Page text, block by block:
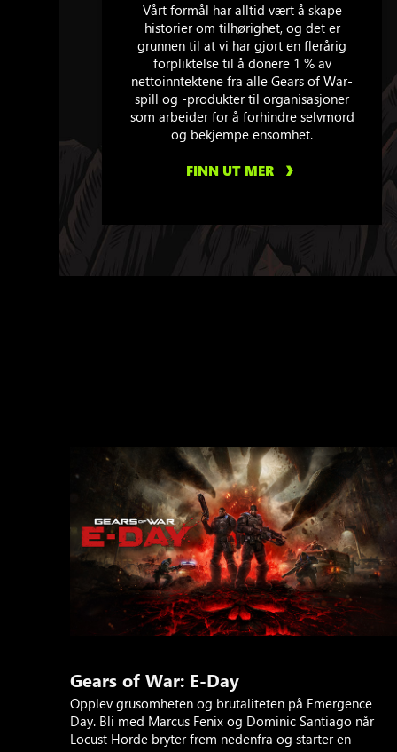
Vårt formål har alltid vært å skape
historier om tilhørighet, og det er
grunnen til at vi har gjort en flerårig
forpliktelse til å donere 1 % av
nettoinntektene fra alle Gears of War-
spill og -produkter til organisasjoner
som arbeider for å forhindre selvmord
og bekjempe ensomhet.
FINN UT MER
Gears of War: E-Day
Opplev grusomheten og brutaliteten på Emergence
Day. Bli med Marcus Fenix og Dominic Santiago når
Locust Horde bryter frem nedenfra og starter en